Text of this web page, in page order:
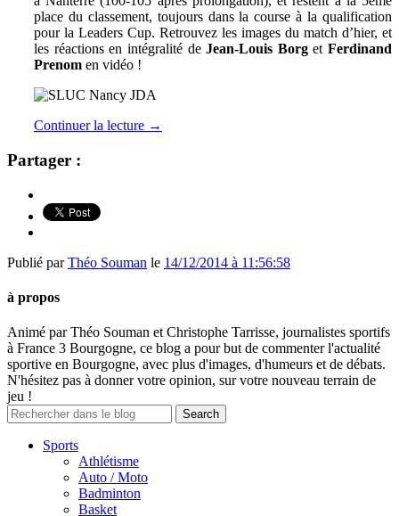
place du classement, toujours dans la course à la qualification
pour la Leaders Cup. Retrouvez les images du match d’hier, et
les réactions en intégralité deJean-Louis Borget Ferdinand
Prenom en vidéo !
Continuer la lecture →
Partager :
Publié parThéo Souman le 14/12/2014 à 11:56:58
à propos
Animé par Théo Souman et Christophe Tarrisse, journalistes sportifs
à France 3 Bourgogne, ce blog a pour but de commenter l'actualité
sportive en Bourgogne, avec plus d'images, d'humeurs et de débats.
N'hésitez pas à donner votre opinion, sur votre nouveau terrain de
jeu !
Sports
Athlétisme
Auto / Moto
Badminton
Basket